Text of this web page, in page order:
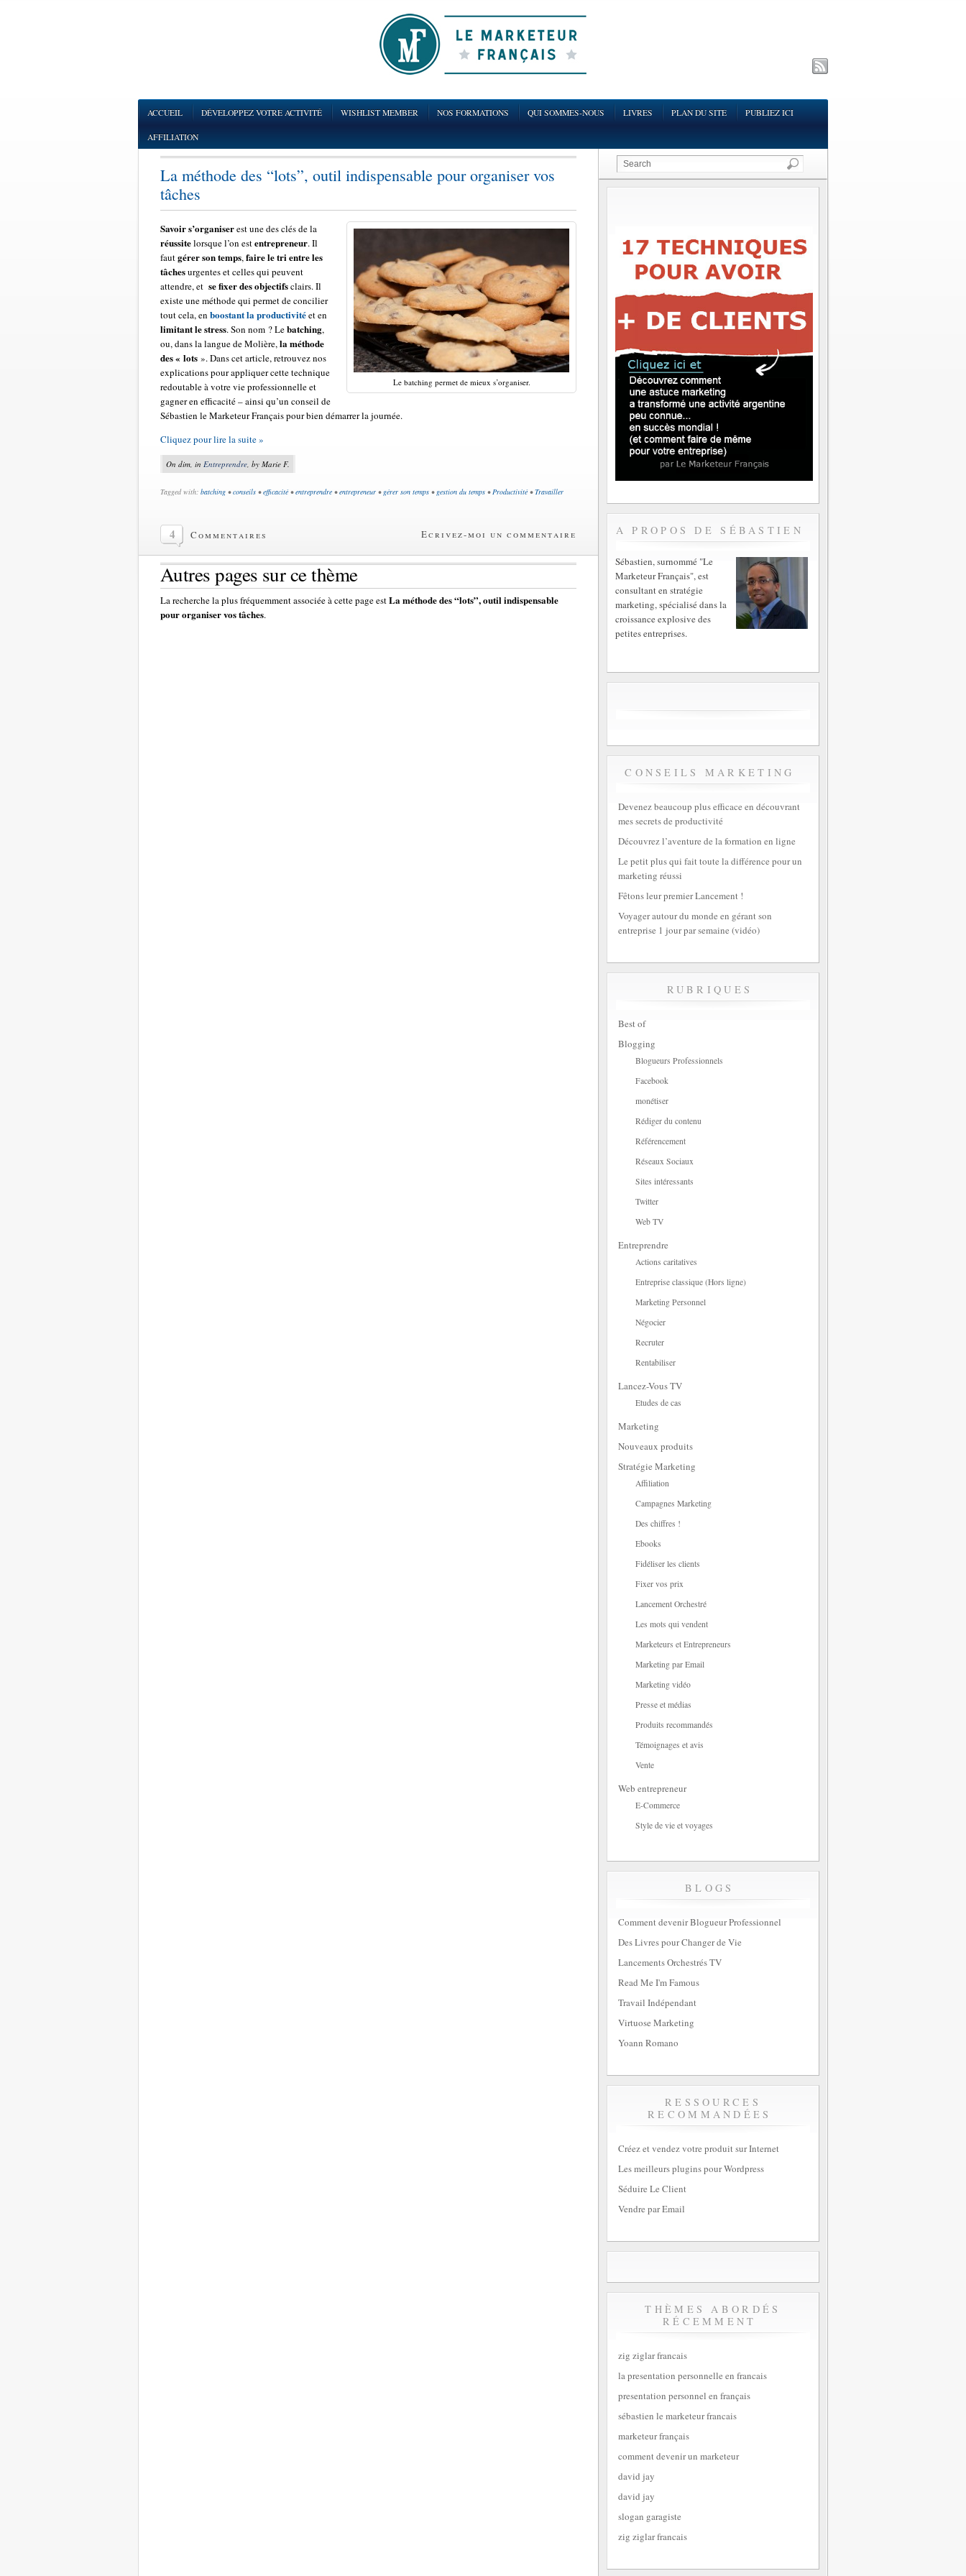
ACCUEIL DÉVELOPPEZ VOTRE ACTIVITÉ WISHLIST MEMBER NOS FORMATIONS QUI SOMMES-NOUS LIVRES PLAN DU SITE PUBLIEZ ICI
AFFILIATION
La méthode des “lots”, outil indispensable pour organiser vos
tâches
Le batching permet de mieux s’organiser.
Savoir s’organiserest une des clés de la
réussitelorsque l’on estentrepreneur. Il
fautgérer son temps,faire le tri entre les
tâchesurgentes et celles qui peuvent
attendre, et se fixer des objectifsclairs. Il
existe une méthode qui permet de concilier
tout cela, en boostant la productivitéet en
limitant le stress. Son nom ? Lebatching,
ou, dans la langue de Molière,la méthode
des « lots ». Dans cet article, retrouvez nos
explications pour appliquer cette technique
redoutable à votre vie professionnelle et
gagner en efficacité – ainsi qu’un conseil de
Sébastien le Marketeur Français pour bien démarrer la journée.
Cliquez pour lire la suite »
On dim, in Entreprendre, by Marie F.
Tagged with: batching •conseils •efficacité •entreprendre •entrepreneur •gérer son temps •gestion du temps •Productivité •Travailler
4 Commentaires Ecrivez-moi un commentaire
Autres pages sur ce thème
La recherche la plus fréquemment associée à cette page estLa méthode des “lots”, outil indispensable
pour organiser vos tâches.
A PROPOS DE SÉBASTIEN
Sébastien, surnommé "Le
Marketeur Français", est
consultant en stratégie
marketing, spécialisé dans la
croissance explosive des
petites entreprises.
CONSEILS MARKETING
Devenez beaucoup plus efficace en découvrant
mes secrets de productivité
Découvrez l’aventure de la formation en ligne
Le petit plus qui fait toute la différence pour un
marketing réussi
Fêtons leur premier Lancement !
Voyager autour du monde en gérant son
entreprise 1 jour par semaine (vidéo)
RUBRIQUES
Best of
Blogging
Blogueurs Professionnels
Facebook
monétiser
Rédiger du contenu
Référencement
Réseaux Sociaux
Sites intéressants
Twitter
Web TV
Entreprendre
Actions caritatives
Entreprise classique (Hors ligne)
Marketing Personnel
Négocier
Recruter
Rentabiliser
Lancez-Vous TV
Etudes de cas
Marketing
Nouveaux produits
Stratégie Marketing
Affiliation
Campagnes Marketing
Des chiffres !
Ebooks
Fidéliser les clients
Fixer vos prix
Lancement Orchestré
Les mots qui vendent
Marketeurs et Entrepreneurs
Marketing par Email
Marketing vidéo
Presse et médias
Produits recommandés
Témoignages et avis
Vente
Web entrepreneur
E-Commerce
Style de vie et voyages
BLOGS
Comment devenir Blogueur Professionnel
Des Livres pour Changer de Vie
Lancements Orchestrés TV
Read Me I'm Famous
Travail Indépendant
Virtuose Marketing
Yoann Romano
RESSOURCES
RECOMMANDÉES
Créez et vendez votre produit sur Internet
Les meilleurs plugins pour Wordpress
Séduire Le Client
Vendre par Email
THÈMES ABORDÉS
RÉCEMMENT
zig ziglar francais
la presentation personnelle en francais
presentation personnel en français
sébastien le marketeur francais
marketeur français
comment devenir un marketeur
david jay
david jay
slogan garagiste
zig ziglar francais